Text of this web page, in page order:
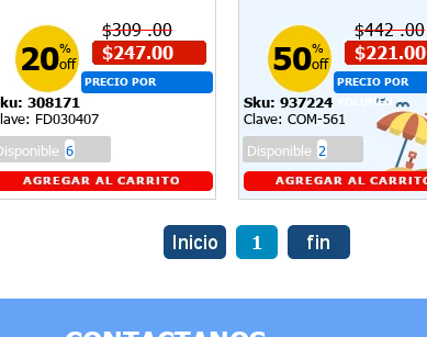
6
308171
FD030407
$247.00
PRECIO POR
$309 .00
20%
off
Disponible 2
Sku: 937224
Clave: COM-561
$221.00
PRECIO POR
VOLUMEN -
$442 .00
50%
off
1